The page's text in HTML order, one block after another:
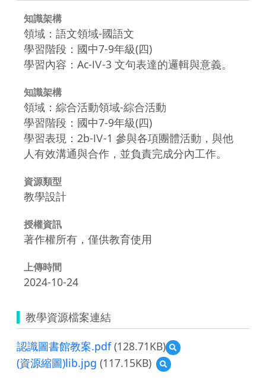
知識架構
領域：語文領域-國語文
學習階段：國中7-9年級(四)
學習內容：Ac-Ⅳ-3 文句表達的邏輯與意義。
知識架構
領域：綜合活動領域-綜合活動
學習階段：國中7-9年級(四)
學習表現：2b-Ⅳ-1 參與各項團體活動，與他
人有效溝通與合作，並負責完成分內工作。
資源類型
教學設計
授權資訊
著作權所有，僅供教育使用
上傳時間
2024-10-24
教學資源檔案連結
認識圖書館教案.pdf(128.71KB)
預
覽
(資源縮圖)lib.jpg (117.15KB)
預
覽